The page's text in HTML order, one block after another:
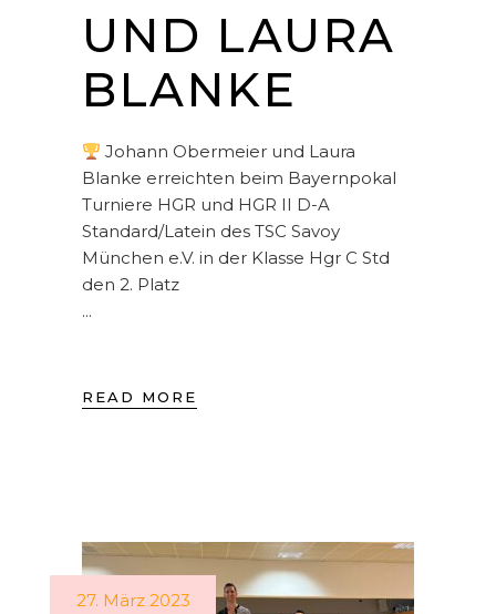
UND LAURA
BLANKE
Johann Obermeier und Laura
Blanke erreichten beim Bayernpokal
Turniere HGR und HGR II D-A
Standard/Latein des TSC Savoy
München e.V. in der Klasse Hgr C Std
den 2. Platz
READ MORE
27. März 2023